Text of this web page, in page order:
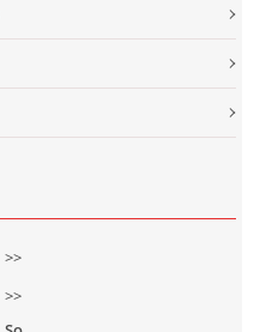
>>
>>